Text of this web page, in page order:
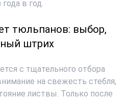
в год.
тюльпанов: выбор,
штрих
с тщательного отбора
на свежесть стебля,
листвы. Только после